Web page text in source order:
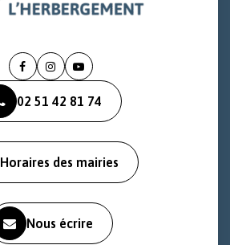
Lien
le
compte
Lien
le
compte
Lien
la
chaîne
02 51 42 81 74
Horaires des mairies
Nous écrire